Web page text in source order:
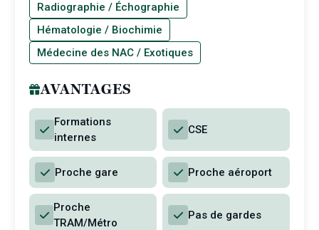
Radiographie / Échographie
Hématologie / Biochimie
Médecine des NAC / Exotiques
AVANTAGES
Formations
internes
CSE
Proche gare Proche aéroport
Proche
TRAM/Métro
Pas de gardes